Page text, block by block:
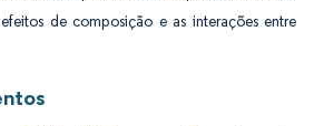
de composição e as interações entre